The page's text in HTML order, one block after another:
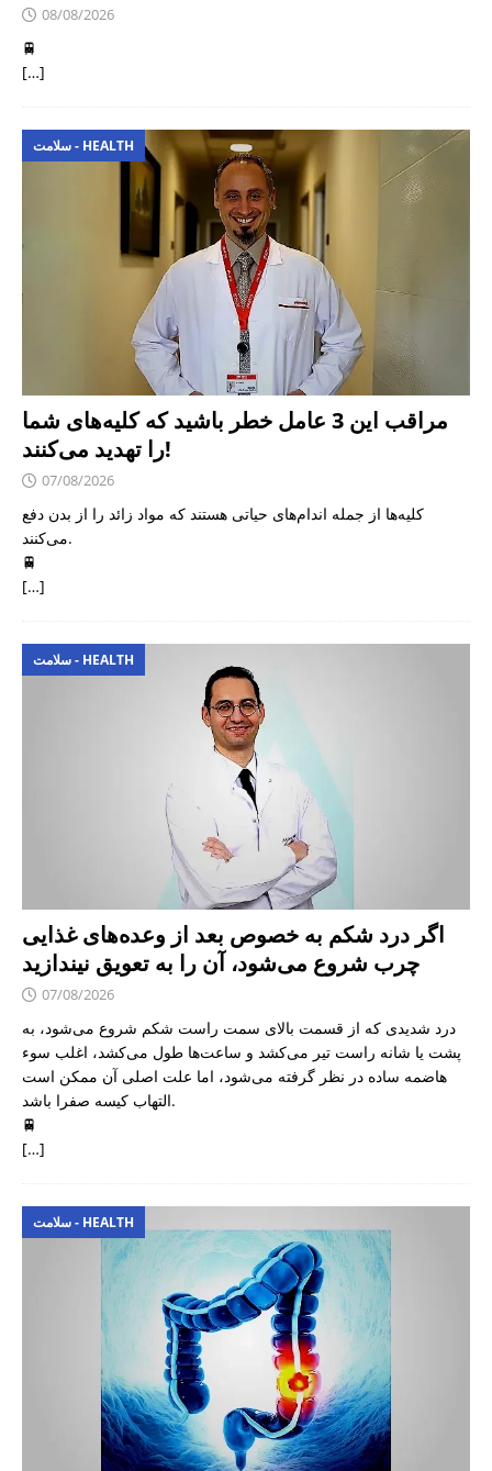
08/08/2026
🚆
[…]
سلامت - HEALTH
مراقب این 3 عامل خطر باشید که کلیه‌های شما
را تهدید می‌کنند!
07/08/2026
کلیه‌ها از جمله اندام‌های حیاتی هستند که مواد زائد را از بدن دفع
می‌کنند.
🚆
[…]
سلامت - HEALTH
اگر درد شکم به خصوص بعد از وعده‌های غذایی
چرب شروع می‌شود، آن را به تعویق نیندازید
07/08/2026
درد شدیدی که از قسمت بالای سمت راست شکم شروع می‌شود، به
پشت یا شانه راست تیر می‌کشد و ساعت‌ها طول می‌کشد، اغلب سوء
هاضمه ساده در نظر گرفته می‌شود، اما علت اصلی آن ممکن است
التهاب کیسه صفرا باشد.
🚆
[…]
سلامت - HEALTH